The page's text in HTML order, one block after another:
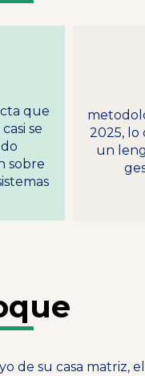
que
se
sobre
2025,
un
de su casa matriz,